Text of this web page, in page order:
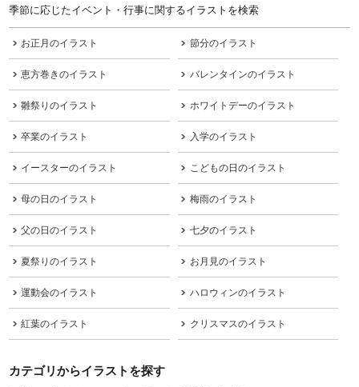
季節に応じたイベント・行事に関するイラストを検索
お正月のイラスト 節分のイラスト
恵方巻きのイラスト バレンタインのイラスト
雛祭りのイラスト ホワイトデーのイラスト
卒業のイラスト 入学のイラスト
イースターのイラスト こどもの日のイラスト
母の日のイラスト 梅雨のイラスト
父の日のイラスト 七夕のイラスト
夏祭りのイラスト お月見のイラスト
運動会のイラスト ハロウィンのイラスト
紅葉のイラスト クリスマスのイラスト
カテゴリからイラストを探す